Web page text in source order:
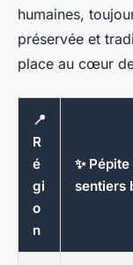
humaines,
préservée et
place au cœur
📍
R
é
gi
o
n
✨
sentiers